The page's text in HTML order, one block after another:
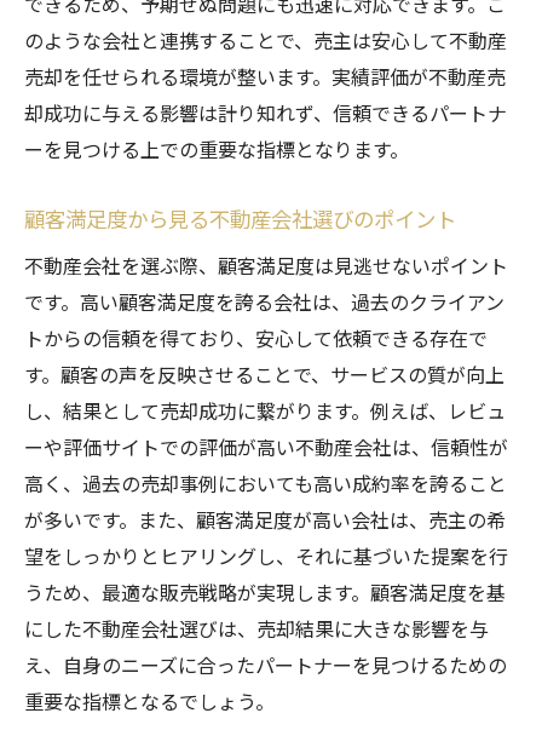
のような会社と連携することで、売主は安心して不動産
売却を任せられる環境が整います。実績評価が不動産売
却成功に与える影響は計り知れず、信頼できるパートナ
ーを見つける上での重要な指標となります。
顧客満足度から見る不動産会社選びのポイント
不動産会社を選ぶ際、顧客満足度は見逃せないポイント
です。高い顧客満足度を誇る会社は、過去のクライアン
トからの信頼を得ており、安心して依頼できる存在で
す。顧客の声を反映させることで、サービスの質が向上
し、結果として売却成功に繋がります。例えば、レビュ
ーや評価サイトでの評価が高い不動産会社は、信頼性が
高く、過去の売却事例においても高い成約率を誇ること
が多いです。また、顧客満足度が高い会社は、売主の希
望をしっかりとヒアリングし、それに基づいた提案を行
うため、最適な販売戦略が実現します。顧客満足度を基
にした不動産会社選びは、売却結果に大きな影響を与
え、自身のニーズに合ったパートナーを見つけるための
重要な指標となるでしょう。